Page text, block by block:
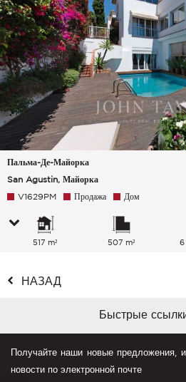
Пальма-Де-Майорка
San Agustin, Майорка
V1629PM Продажа Дом
517 m² 507 m² 6
НАЗАД
Быстрые
Получайте наши новые предложения,
новости по электронной почте